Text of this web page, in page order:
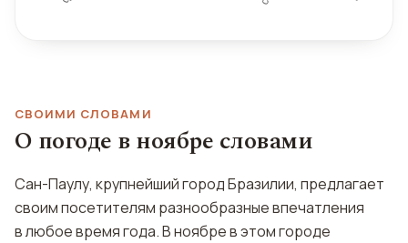
СВОИМИ СЛОВАМИ
О погоде в ноябре словами
Сан-Паулу, крупнейший город Бразилии, предлагает
своим посетителям разнообразные впечатления
в любое время года. В ноябре в этом городе